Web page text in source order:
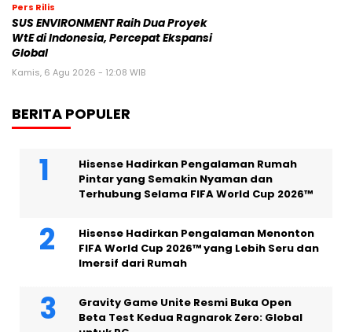
Pers Rilis
SUS ENVIRONMENT Raih Dua Proyek
WtE di Indonesia, Percepat Ekspansi
Global
Kamis, 6 Agu 2026 - 12:08 WIB
BERITA POPULER
Hisense Hadirkan Pengalaman Rumah
Pintar yang Semakin Nyaman dan
Terhubung Selama FIFA World Cup 2026™
Hisense Hadirkan Pengalaman Menonton
FIFA World Cup 2026™ yang Lebih Seru dan
Imersif dari Rumah
Gravity Game Unite Resmi Buka Open
Beta Test Kedua Ragnarok Zero: Global